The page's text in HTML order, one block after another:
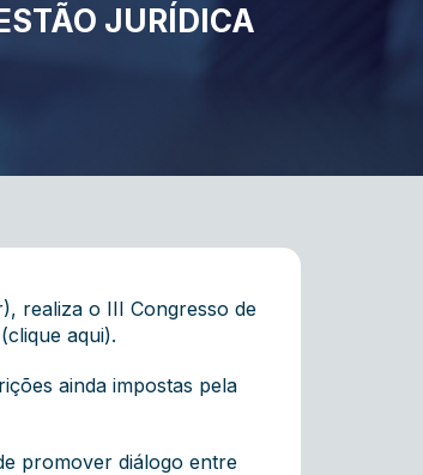
JURÍDICA
), realiza o III Congresso de
(clique aqui).
ainda impostas pela
promover diálogo entre